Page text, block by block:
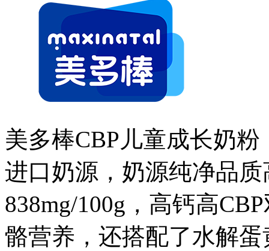
美多棒CBP儿童成长奶
进口奶源，奶源纯净品
838mg/100g，高钙高
骼营养，还搭配了水解